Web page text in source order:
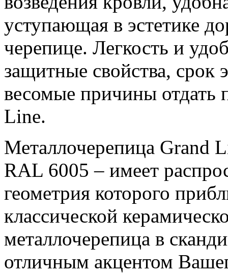
уступающая в эстетике
черепице. Легкость и
защитные свойства, срок
весомые причины отдать
Line.
Металлочерепица Grand
RAL 6005 – имеет
геометрия которого
классической
металлочерепица в
отличным акцентом